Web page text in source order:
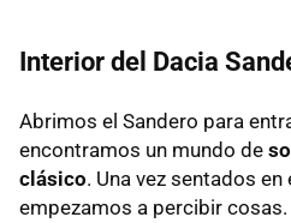
Interior del Dacia
Abrimos el Sandero para
encontramos un mundo de
clásico. Una vez sentados
empezamos a percibir cosas.